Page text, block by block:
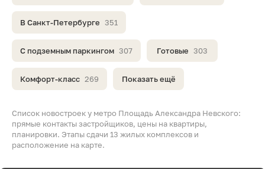
Список новостроек у метро Площадь Александра Невского:
прямые контакты застройщиков, цены на квартиры,
планировки. Этапы сдачи 13 жилых комплексов и
расположение на карте.
В Санкт-Петербурге 351
С подземным паркингом 307 Готовые 303
Комфорт-класс 269 Показать ещё